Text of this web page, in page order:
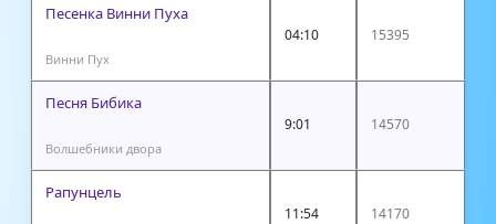
Песенка Винни Пуха
Винни Пух
04:10 15395
Песня Бибика
Волшебники двора
9:01 14570
Рапунцель
11:54 14170